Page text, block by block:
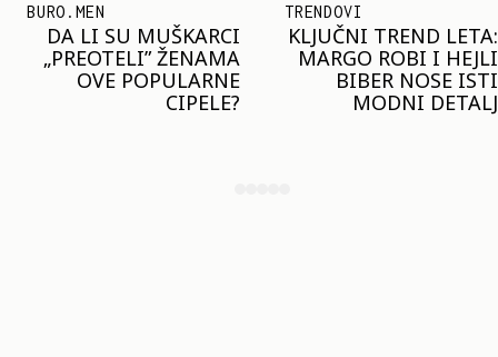
TRENDOVI
KLJUČNI TREND LETA:
MARGO ROBI I HEJLI
BIBER NOSE ISTI
MODNI DETALJ
SHOPPING
JOŠ JE RANO ZA JAKNE
– ALI U RESERVED JE
STIGAO MODEL KOJI
ĆE BITI VELIKI TREND